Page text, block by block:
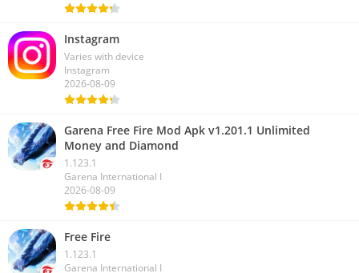
Instagram
Varies with device
Instagram
2026-08-09
Garena Free Fire Mod Apk v1.201.1 Unlimited
Money and Diamond
1.123.1
Garena International I
2026-08-09
Free Fire
1.123.1
Garena International I